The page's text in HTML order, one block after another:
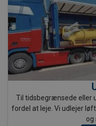
Til tidsbegrænsede eller
fordel at leje. Vi udlejer
og